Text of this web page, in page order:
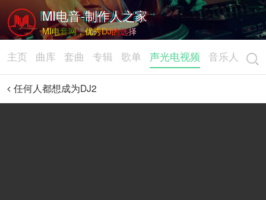
MI电音-制作人之家
MI电音网，优秀DJ的选择
主页 曲库 套曲 专辑 歌单 声光电视频 音乐人
任何人都想成为DJ2